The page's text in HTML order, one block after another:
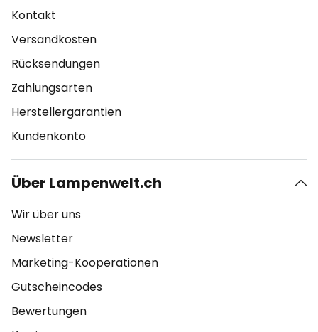
Kontakt
Versandkosten
Rücksendungen
Zahlungsarten
Herstellergarantien
Kundenkonto
Über Lampenwelt.ch
Wir über uns
Newsletter
Marketing-Kooperationen
Gutscheincodes
Bewertungen